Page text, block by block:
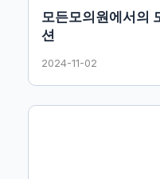
모든모의원에서의
션
2024-11-02